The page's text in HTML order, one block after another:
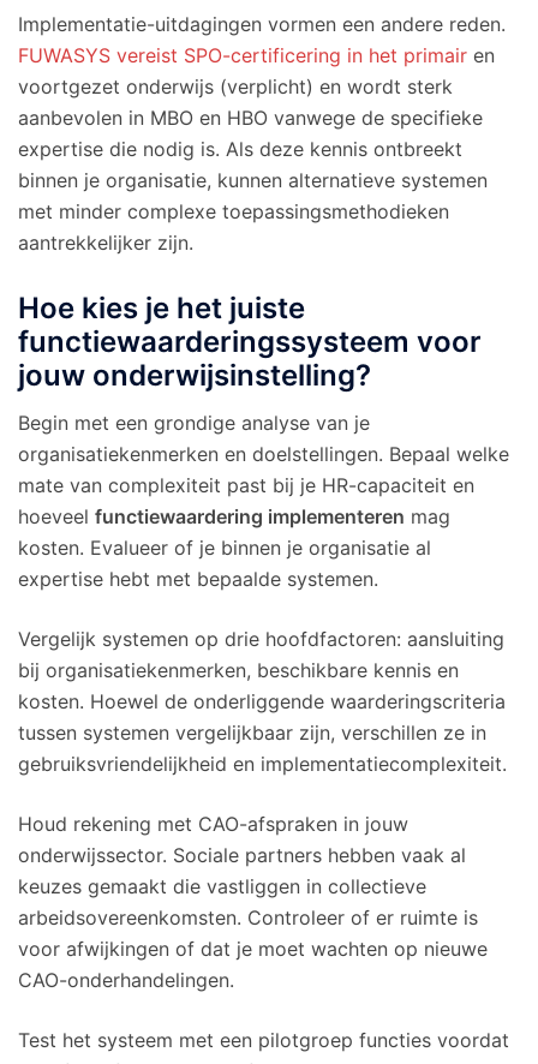
Implementatie-uitdagingen vormen een andere reden.
FUWASYS vereist SPO-certificering in het primair en
voortgezet onderwijs (verplicht) en wordt sterk
aanbevolen in MBO en HBO vanwege de specifieke
expertise die nodig is. Als deze kennis ontbreekt
binnen je organisatie, kunnen alternatieve systemen
met minder complexe toepassingsmethodieken
aantrekkelijker zijn.
Hoe kies je het juiste
functiewaarderingssysteem voor
jouw onderwijsinstelling?
Begin met een grondige analyse van je
organisatiekenmerken en doelstellingen. Bepaal welke
mate van complexiteit past bij je HR-capaciteit en
hoeveel functiewaardering implementeren mag
kosten. Evalueer of je binnen je organisatie al
expertise hebt met bepaalde systemen.
Vergelijk systemen op drie hoofdfactoren: aansluiting
bij organisatiekenmerken, beschikbare kennis en
kosten. Hoewel de onderliggende waarderingscriteria
tussen systemen vergelijkbaar zijn, verschillen ze in
gebruiksvriendelijkheid en implementatiecomplexiteit.
Houd rekening met CAO-afspraken in jouw
onderwijssector. Sociale partners hebben vaak al
keuzes gemaakt die vastliggen in collectieve
arbeidsovereenkomsten. Controleer of er ruimte is
voor afwijkingen of dat je moet wachten op nieuwe
CAO-onderhandelingen.
Test het systeem met een pilotgroep functies voordat